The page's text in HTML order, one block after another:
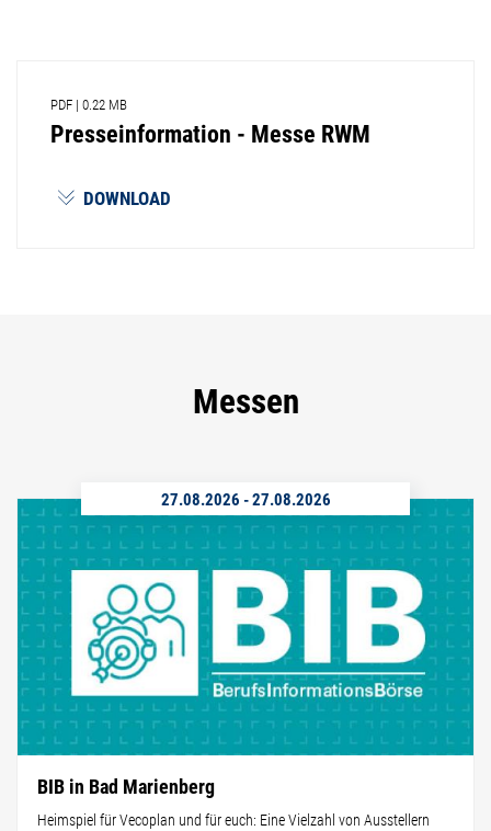
PDF | 0.22 MB
Presseinformation - Messe RWM
DOWNLOAD
Messen
27.08.2026 -27.08.2026
BIB in Bad Marienberg
Heimspiel für Vecoplan und für euch: Eine Vielzahl von Ausstellern